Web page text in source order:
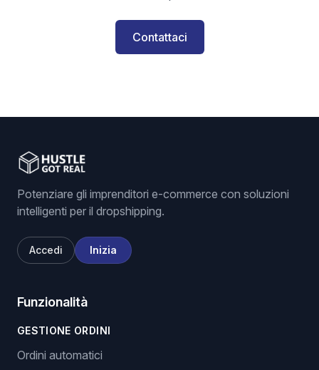
Contattaci
Potenziare gli imprenditori e-commerce con soluzioni
intelligenti per il dropshipping.
Accedi Inizia
Funzionalità
GESTIONE ORDINI
Ordini automatici